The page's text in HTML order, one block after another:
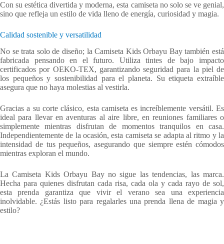
Con su estética divertida y moderna, esta camiseta no solo se ve genial,
sino que refleja un estilo de vida lleno de energía, curiosidad y magia.
Calidad sostenible y versatilidad
No se trata solo de diseño; la Camiseta Kids Orbayu Bay también está
fabricada pensando en el futuro. Utiliza tintes de bajo impacto
certificados por OEKO-TEX, garantizando seguridad para la piel de
los pequeños y sostenibilidad para el planeta. Su etiqueta extraíble
asegura que no haya molestias al vestirla.
Gracias a su corte clásico, esta camiseta es increíblemente versátil. Es
ideal para llevar en aventuras al aire libre, en reuniones familiares o
simplemente mientras disfrutan de momentos tranquilos en casa.
Independientemente de la ocasión, esta camiseta se adapta al ritmo y la
intensidad de tus pequeños, asegurando que siempre estén cómodos
mientras exploran el mundo.
La Camiseta Kids Orbayu Bay no sigue las tendencias, las marca.
Hecha para quienes disfrutan cada risa, cada ola y cada rayo de sol,
esta prenda garantiza que vivir el verano sea una experiencia
inolvidable. ¿Estás listo para regalarles una prenda llena de magia y
estilo?